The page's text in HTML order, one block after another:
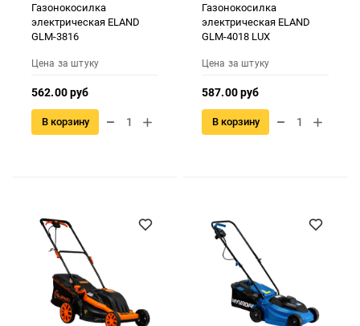
Газонокосилка
электрическая ELAND
GLM-3816
Цена за штуку
562.00 руб
В корзину
Газонокосилка
электрическая ELAND
GLM-4018 LUX
Цена за штуку
587.00 руб
В корзину